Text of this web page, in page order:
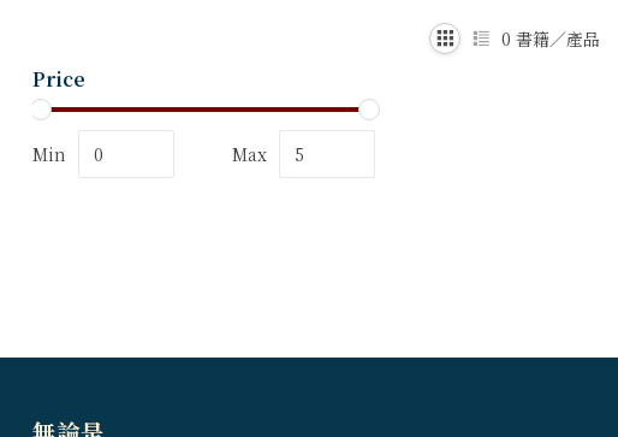
Price
Min Max
0 書籍／產品